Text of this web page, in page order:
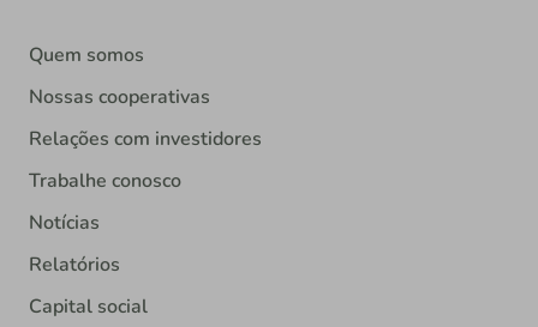
Quem somos
Nossas cooperativas
Relações com investidores
Trabalhe conosco
Notícias
Relatórios
Capital social